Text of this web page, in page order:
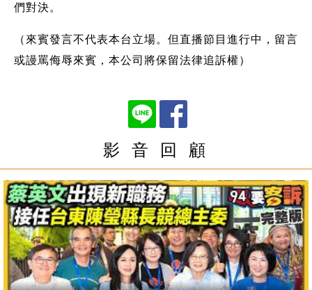
們對決。
（來賓發言不代表本台立場。但直播節目進行中，留言
或謾罵侮辱來賓，本公司將保留法律追訴權）
影 音 回 顧